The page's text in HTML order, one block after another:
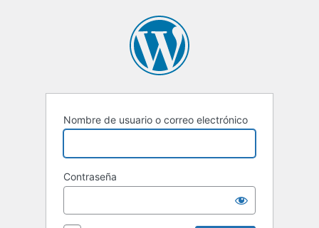
Nombre de usuario o correo electrónico
Contraseña